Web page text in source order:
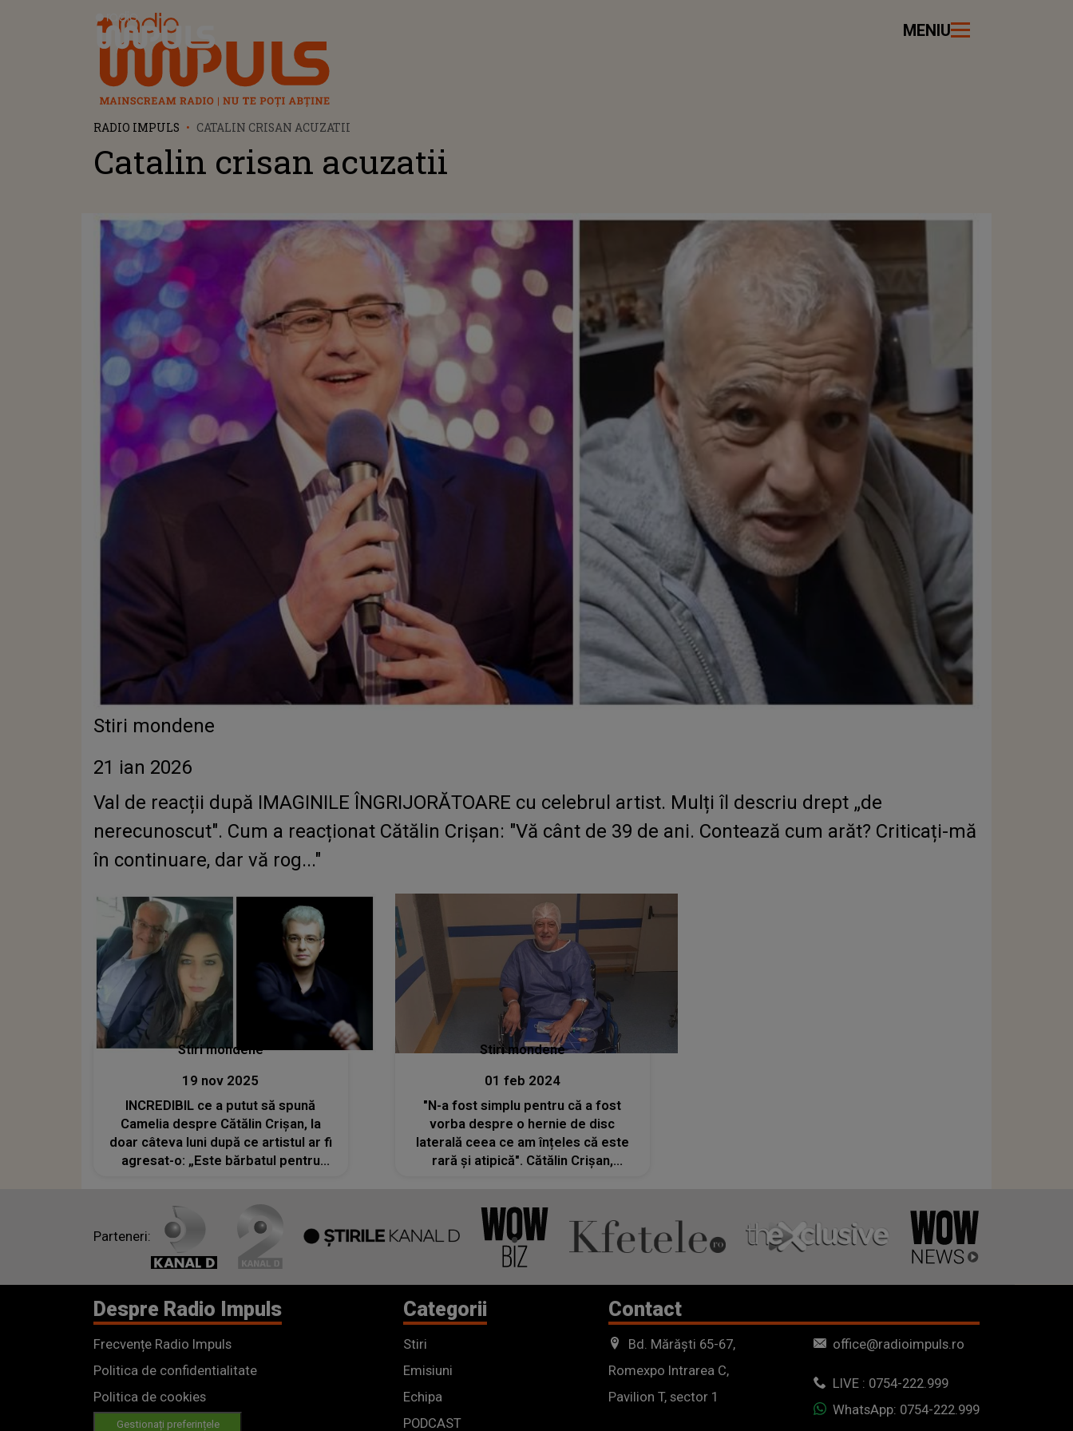
Radio Impuls MENIU
RADIO IMPULS CATALIN CRISAN ACUZATII
Catalin crisan acuzatii
Stiri mondene
21 ian 2026
Val de reacții după IMAGINILE ÎNGRIJORĂTOARE cu celebrul artist. Mulți îl descriu drept „de
nerecunoscut". Cum a reacționat Cătălin Crișan: "Vă cânt de 39 de ani. Contează cum arăt? Criticați-mă
în continuare, dar vă rog..."
Stiri mondene
19 nov 2025
INCREDIBIL ce a putut să spună
Camelia despre Cătălin Crișan, la
doar câteva luni după ce artistul ar fi
agresat-o: „Este bărbatul pentru
Stiri mondene
01 feb 2024
"N-a fost simplu pentru că a fost
vorba despre o hernie de disc
laterală ceea ce am înțeles că este
rară și atipică". Cătălin Crișan,
renumitul artist
Parteneri:
Despre Radio Impuls
Frecvențe Radio Impuls
Politica de confidentialitate
Politica de cookies
Gestionați preferințele
Categorii
Stiri
Emisiuni
Echipa
PODCAST
Contact
Bd. Mărăști 65-67,
Romexpo Intrarea C,
Pavilion T, sector 1
office@radioimpuls.ro
LIVE : 0754-222.999
WhatsApp: 0754-222.999